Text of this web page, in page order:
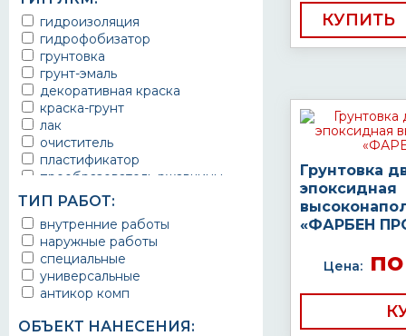
ТЕРМА
УРЕПЛЕН
гидроизоляция
гидрофобизатор
грунтовка
грунт-эмаль
декоративная краска
краска-грунт
лак
очиститель
пластификатор
преобразователь ржавчины
эмаль
Краска
Покрытие
грунт эмаль
защитное покрытие
ТИП РАБОТ:
внутренние работы
наружные работы
специальные
универсальные
антикор комп
ОБЪЕКТ НАНЕСЕНИЯ:
КУПИТЬ
Грунтовка
эпоксидная
«ФАРБЕН
Цена:по